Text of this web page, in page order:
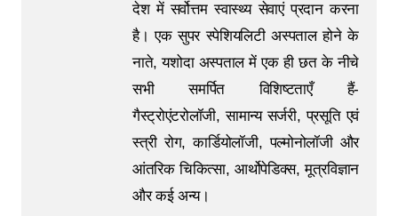
देश में सर्वोत्तम स्वास्थ्य सेवाएं प्रदान करना
है। एक सुपर स्पेशियलिटी अस्पताल होने के
नाते, यशोदा अस्पताल में एक ही छत के नीचे
सभी समर्पित विशिष्टताएँ हैं-
गैस्ट्रोएंटरोलॉजी, सामान्य सर्जरी, प्रसूति एवं
स्त्री रोग, कार्डियोलॉजी, पल्मोनोलॉजी और
आंतरिक चिकित्सा, आर्थोपेडिक्स, मूत्रविज्ञान
और कई अन्य।